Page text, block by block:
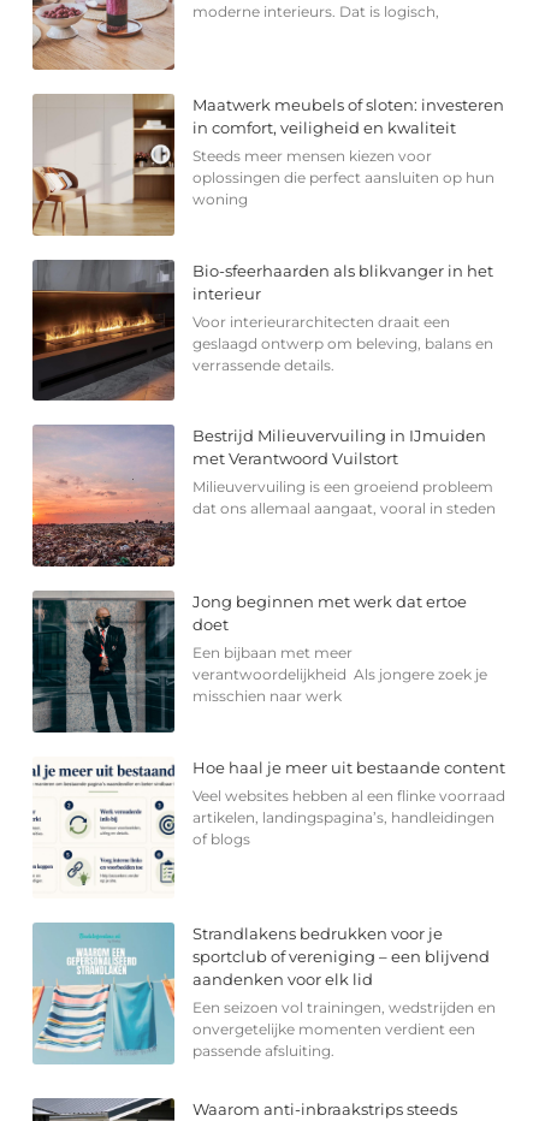
moderne interieurs. Dat is logisch,
Maatwerk meubels of sloten: investeren
in comfort, veiligheid en kwaliteit
Steeds meer mensen kiezen voor
oplossingen die perfect aansluiten op hun
woning
Bio-sfeerhaarden als blikvanger in het
interieur
Voor interieurarchitecten draait een
geslaagd ontwerp om beleving, balans en
verrassende details.
Bestrijd Milieuvervuiling in IJmuiden
met Verantwoord Vuilstort
Milieuvervuiling is een groeiend probleem
dat ons allemaal aangaat, vooral in steden
Jong beginnen met werk dat ertoe
doet
Een bijbaan met meer
verantwoordelijkheid Als jongere zoek je
misschien naar werk
Hoe haal je meer uit bestaande content
Veel websites hebben al een flinke voorraad
artikelen, landingspagina’s, handleidingen
of blogs
Strandlakens bedrukken voor je
sportclub of vereniging – een blijvend
aandenken voor elk lid
Een seizoen vol trainingen, wedstrijden en
onvergetelijke momenten verdient een
passende afsluiting.
Waarom anti-inbraakstrips steeds